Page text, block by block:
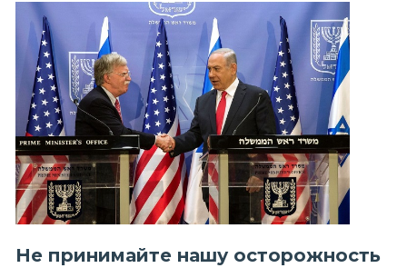
Не принимайте нашу осторожность